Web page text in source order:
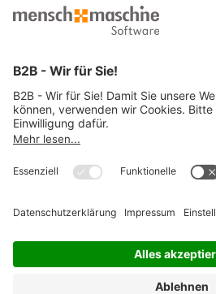
Mensch und Maschine Deutschland
Handelsvertretung Berlin
Telefon +49307895980
Anfahrt (Google Maps)
Mensch und Maschine Deutschland
Handelsvertretung Hockenheim
Wilhelm-Maybach-Str. 13
Telefon +4962052923874